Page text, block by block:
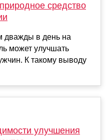
средство
дважды в день на
может улучшать
К такому выводу
улучшения